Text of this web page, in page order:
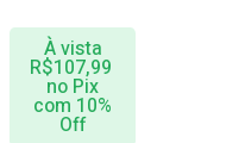
À vista
R$107,99
no Pix
com 10%
Off